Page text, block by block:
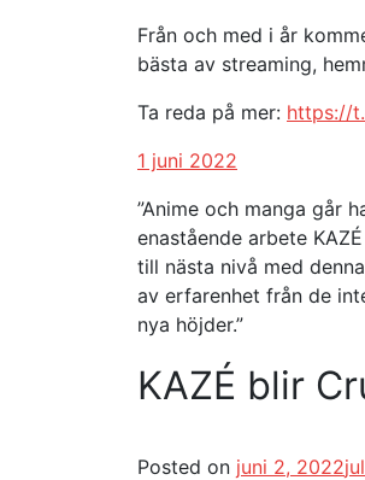
Från och med i år
bästa av streaming,
Ta reda på mer: https://
1 juni 2022
”Anime och manga går
enastående arbete
till nästa nivå med
av erfarenhet från de
nya höjder.”
KAZÉ blir
Posted on juni 2, 2022